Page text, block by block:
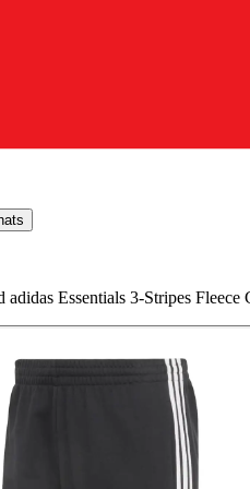
adidas Essentials 3-Stripes Fleece